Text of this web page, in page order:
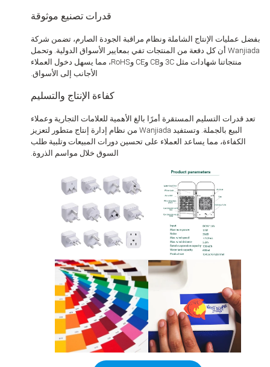
قدرات تصنيع موثوقة
عمليات الإنتاج الشاملة ونظام مراقبة الجودة الصارم، تضمن شركة
Wanjiada أن كل دفعة من المنتجات تفي بمعايير الأسواق الدولية. وتحمل
منتجاتنا شهادات مثل 3C وCB وCE وRoHS، مما يسهل دخول العملاء
الأجانب إلى الأسواق.
كفاءة الإنتاج والتسليم
قدرات التسليم المستقرة أمرًا بالغ الأهمية للعلامات التجارية وعملاء
البيع بالجملة. وتستفيد Wanjiada من نظام إدارة إنتاج متطور لتعزيز
الكفاءة، مما يساعد العملاء على تحسين دورات المبيعات وتلبية طلب
السوق خلال مواسم الذروة.